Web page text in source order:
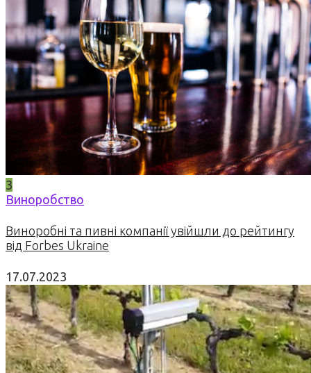
3
Виноробство
Виноробні та пивні компанії увійшли до рейтингу
від Forbes Ukraine
17.07.2023